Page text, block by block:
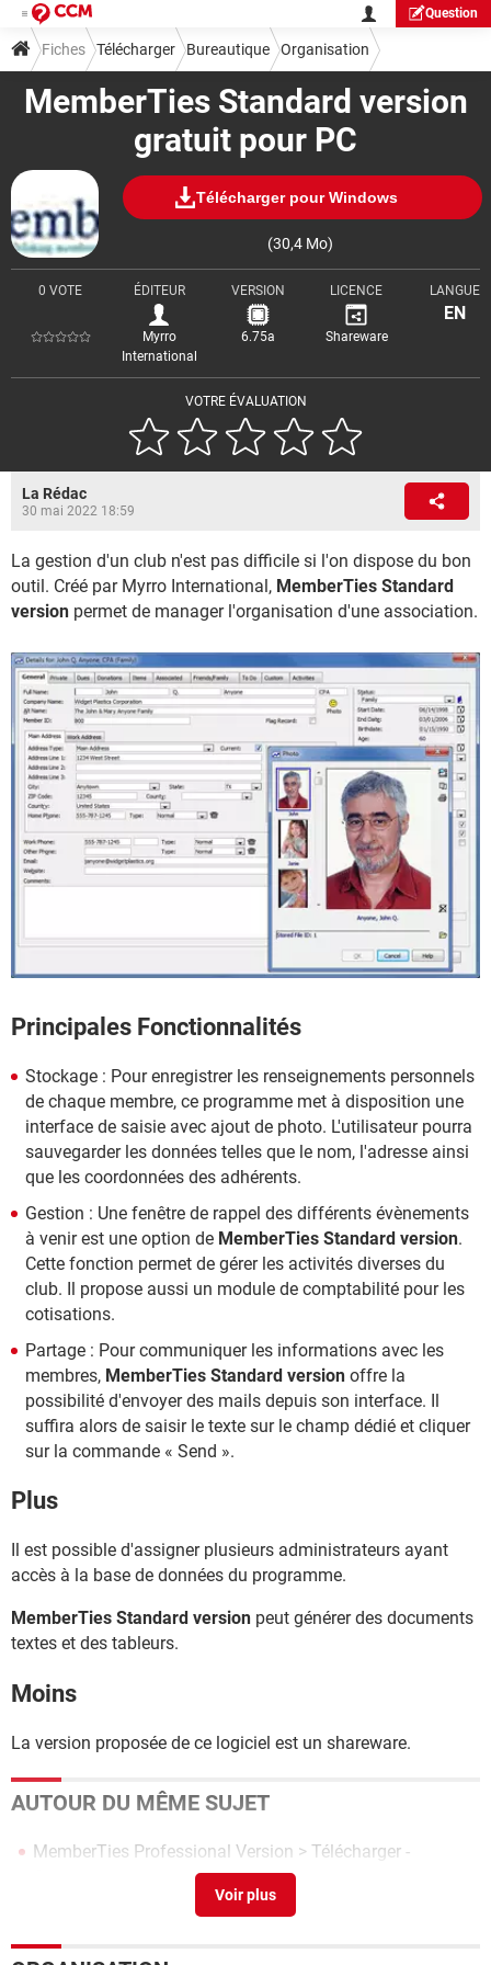
Question
MemberTies Standard version
gratuit pour PC
Télécharger pour Windows
(30,4 Mo)
VOTRE ÉVALUATION
0 VOTE ÉDITEUR
Myrro
International
VERSION
6.75a
LICENCE
Shareware
LANGUE
EN
Fiches Télécharger Bureautique Organisation
La Rédac
30 mai 2022 18:59
La gestion d'un club n'est pas difficile si l'on dispose du bon
outil. Créé par Myrro International, MemberTies Standard
version permet de manager l'organisation d'une association.
Principales Fonctionnalités
Stockage : Pour enregistrer les renseignements personnels
de chaque membre, ce programme met à disposition une
interface de saisie avec ajout de photo. L'utilisateur pourra
sauvegarder les données telles que le nom, l'adresse ainsi
que les coordonnées des adhérents.
Gestion : Une fenêtre de rappel des différents évènements
à venir est une option de MemberTies Standard version.
Cette fonction permet de gérer les activités diverses du
club. Il propose aussi un module de comptabilité pour les
cotisations.
Partage : Pour communiquer les informations avec les
membres, MemberTies Standard version offre la
possibilité d'envoyer des mails depuis son interface. Il
suffira alors de saisir le texte sur le champ dédié et cliquer
sur la commande « Send ».
Plus
Il est possible d'assigner plusieurs administrateurs ayant
accès à la base de données du programme.
MemberTies Standard version peut générer des documents
textes et des tableurs.
Moins
La version proposée de ce logiciel est un shareware.
AUTOUR DU MÊME SUJET
MemberTies Professional Version > Télécharger -